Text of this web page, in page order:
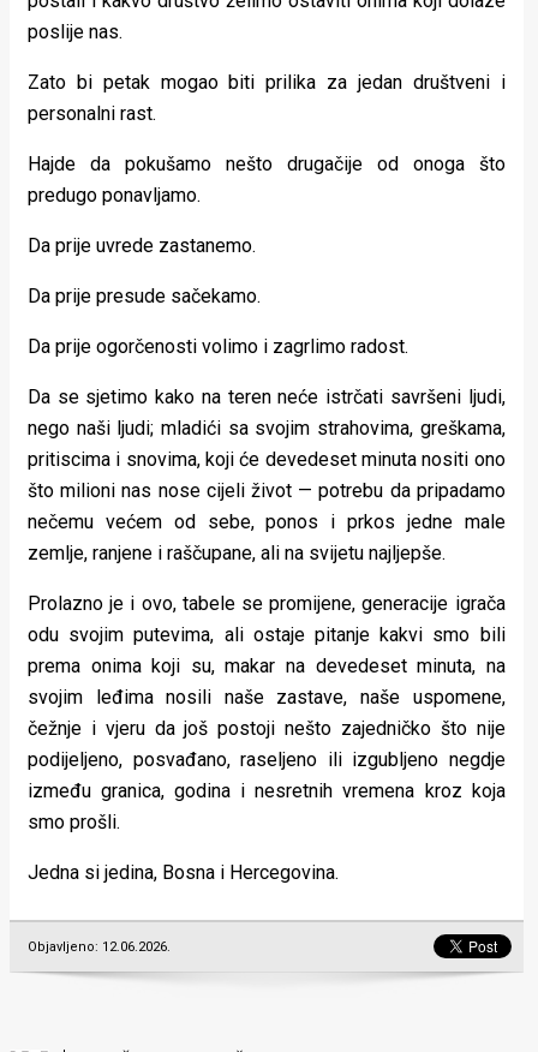
poslije nas.
Zato bi petak mogao biti prilika za jedan društveni i
personalni rast.
Hajde da pokušamo nešto drugačije od onoga što
predugo ponavljamo.
Da prije uvrede zastanemo.
Da prije presude sačekamo.
Da prije ogorčenosti volimo i zagrlimo radost.
Da se sjetimo kako na teren neće istrčati savršeni ljudi,
nego naši ljudi; mladići sa svojim strahovima, greškama,
pritiscima i snovima, koji će devedeset minuta nositi ono
što milioni nas nose cijeli život — potrebu da pripadamo
nečemu većem od sebe, ponos i prkos jedne male
zemlje, ranjene i raščupane, ali na svijetu najljepše.
Prolazno je i ovo, tabele se promijene, generacije igrača
odu svojim putevima, ali ostaje pitanje kakvi smo bili
prema onima koji su, makar na devedeset minuta, na
svojim leđima nosili naše zastave, naše uspomene,
čežnje i vjeru da još postoji nešto zajedničko što nije
podijeljeno, posvađano, raseljeno ili izgubljeno negdje
između granica, godina i nesretnih vremena kroz koja
smo prošli.
Jedna si jedina, Bosna i Hercegovina.
Objavljeno: 12.06.2026.